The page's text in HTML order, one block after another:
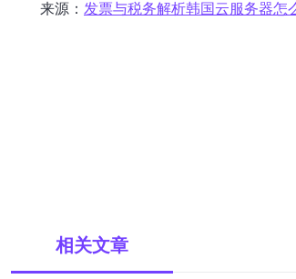
来源： 发票与税务解析韩国云服务器怎
相关文章